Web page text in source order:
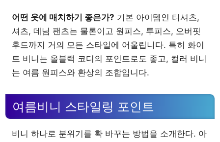
어떤 옷에 매치하기 좋은가? 기본 아이템인 티셔츠,
셔츠, 데님 팬츠는 물론이고 원피스, 투피스, 오버핏
후드까지 거의 모든 스타일에 어울립니다. 특히 화이
트 비니는 올블랙 코디의 포인트로도 좋고, 컬러 비니
는 여름 원피스와 환상의 조합입니다.
여름비니 스타일링 포인트
비니 하나로 분위기를 확 바꾸는 방법을 소개한다. 아